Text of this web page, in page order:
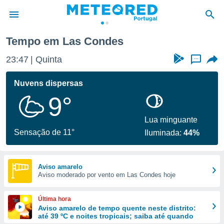
da
foi
fornecidas
a este
das
forma
digital
Tempo em Las Condes
23:47 Quinta ...
Nuvens dispersas
9°
Sensação de 11°
Lua minguante
Iluminada:44%
Aviso amarelo
Aviso moderado por vento em Las Condes hoje
Última hora
Aviso amarelo de tempo quente neste distrito:
até 39 ºC e noites tropicais; saiba até quando